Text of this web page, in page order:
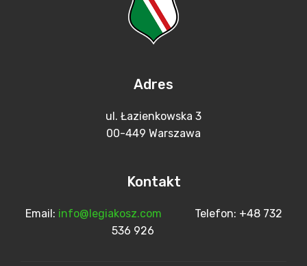
Adres
ul. Łazienkowska 3
00-449 Warszawa
Kontakt
Email: info@legiakosz.com Telefon: +48 732
536 926